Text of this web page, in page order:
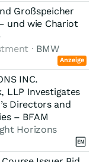
Großspeicher
und wie Chariot
· BMW
Anzeige
INC.
LLP Investigates
Directors and
– BFAM
Horizons